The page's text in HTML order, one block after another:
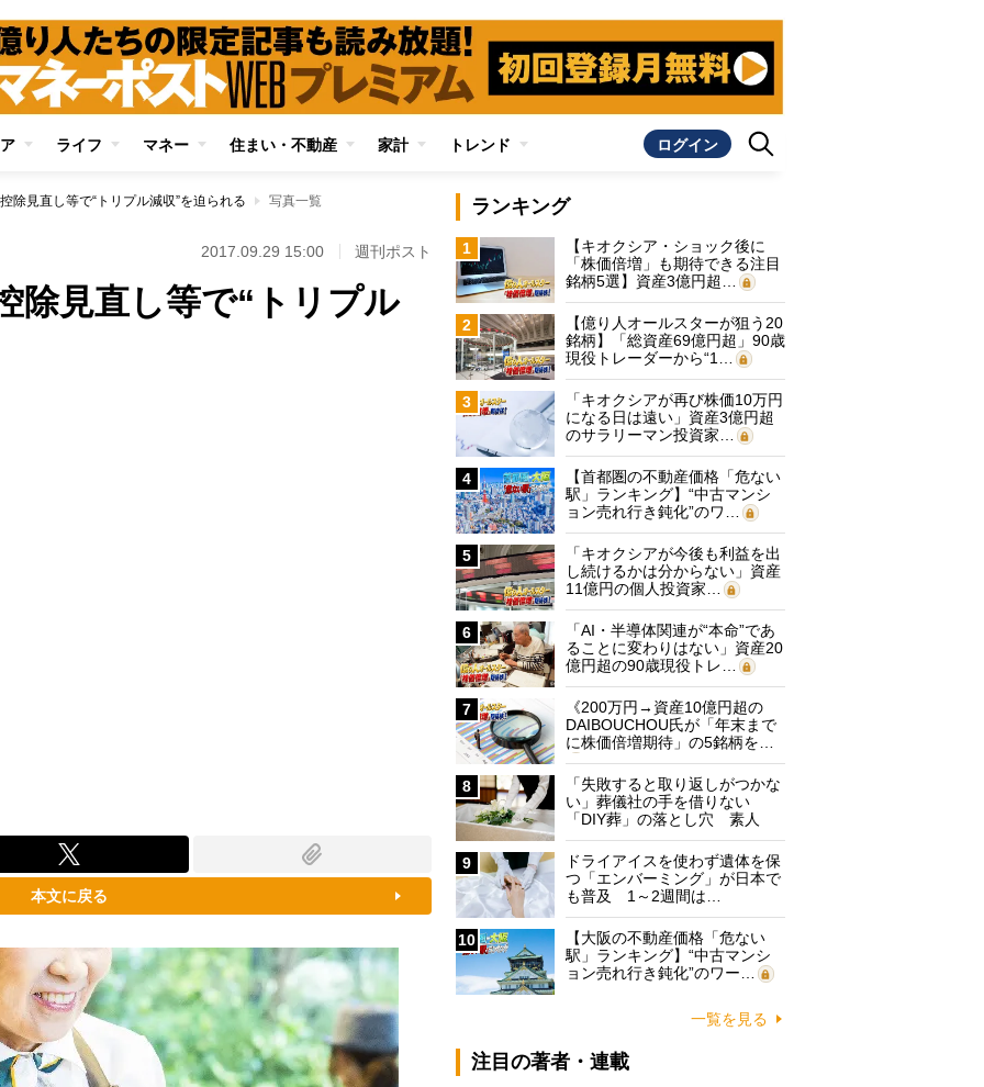
ライフ マネー 住まい・不動産 家計 トレンド ログイン
見直し等で“トリプル減収”を迫られる 写真一覧
2017.09.29 15:00 週刊ポスト
見直し等で“トリプル
本文に戻る
ランキング
1
【キオクシア・ショック後に
「株価倍増」も期待できる注目
銘柄5選】資産3億円超…
2
【億り人オールスターが狙う20
銘柄】「総資産69億円超」90歳
現役トレーダーから“1…
3
「キオクシアが再び株価10万円
になる日は遠い」資産3億円超
のサラリーマン投資家…
4
【首都圏の不動産価格「危ない
駅」ランキング】“中古マンシ
ョン売れ行き鈍化”のワ…
5
「キオクシアが今後も利益を出
し続けるかは分からない」資産
11億円の個人投資家…
6
「AI・半導体関連が“本命”であ
ることに変わりはない」資産20
億円超の90歳現役トレ…
7
《200万円→資産10億円超の
DAIBOUCHOU氏が「年末まで
に株価倍増期待」の5銘柄を…
8
「失敗すると取り返しがつかな
い」葬儀社の手を借りない
「DIY葬」の落とし穴 素人
に…
9
ドライアイスを使わず遺体を保
つ「エンバーミング」が日本で
も普及 1～2週間は…
10
【大阪の不動産価格「危ない
駅」ランキング】“中古マンシ
ョン売れ行き鈍化”のワー…
一覧を見る
注目の著者・連載